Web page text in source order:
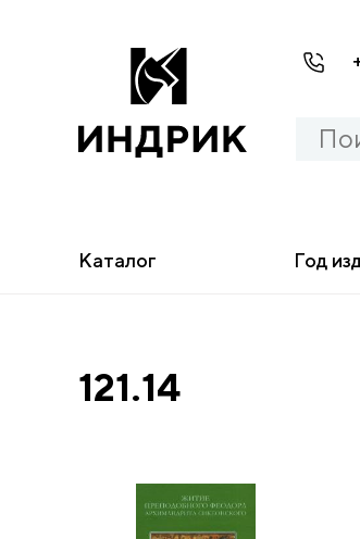
Каталог Год
121.14